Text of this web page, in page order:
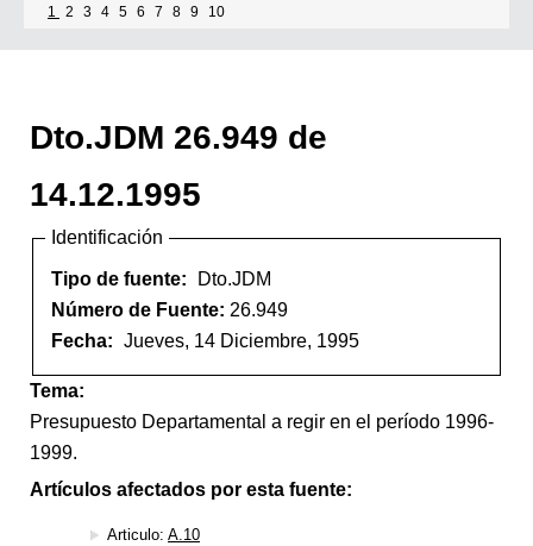
1 2 3 4 5 6 7 8 9 10
Dto.JDM 26.949 de
14.12.1995
Identificación
Tipo de fuente:
Dto.JDM
Número de Fuente: 26.949
Fecha: Jueves, 14 Diciembre, 1995
Tema:
Presupuesto Departamental a regir en el período 1996-
1999.
Artículos afectados por esta fuente:
Articulo: A.10